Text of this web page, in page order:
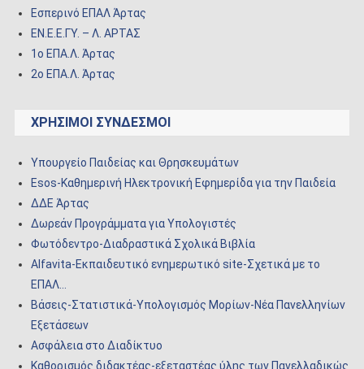
Εσπερινό ΕΠΑΛ Άρτας
ΕΝ.Ε.Ε.ΓΥ. – Λ. ΑΡΤΑΣ
1ο ΕΠΑ.Λ. Άρτας
2o ΕΠΑ.Λ. Άρτας
ΧΡΉΣΙΜΟΙ ΣΎΝΔΕΣΜΟΙ
Υπουργείο Παιδείας και Θρησκευμάτων
Esos-Καθημερινή Ηλεκτρονική Εφημερίδα για την Παιδεία
ΔΔΕ Άρτας
Δωρεάν Προγράμματα για Υπολογιστές
Φωτόδεντρο-Διαδραστικά Σχολικά Βιβλία
Alfavita-Εκπαιδευτικό ενημερωτικό site-Σχετικά με το
ΕΠΑΛ…
Βάσεις-Στατιστικά-Υπολογισμός Μορίων-Νέα Πανελληνίων
Εξετάσεων
Ασφάλεια στο Διαδίκτυο
Καθορισμός διδακτέας-εξεταστέας ύλης των Πανελλαδικώς